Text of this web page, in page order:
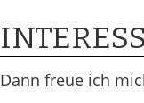
März
2016
Dann freue ich